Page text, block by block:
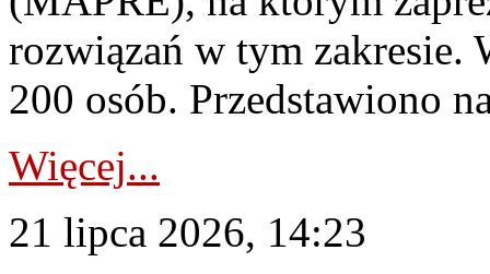
rozwiązań w tym zakresie.
200 osób. Przedstawiono
Więcej...
21 lipca 2026, 14:23